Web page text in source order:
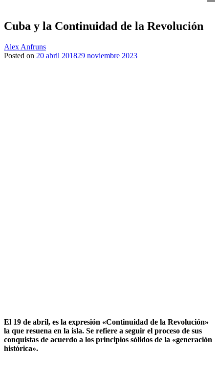
Cuba y la Continuidad de la Revolución
Alex Anfruns
Posted on 20 abril 201829 noviembre 2023
El 19 de abril, es la expresión «Continuidad de la Revolución»
la que resuena en la isla. Se refiere a seguir el proceso de sus
conquistas de acuerdo a los principios sólidos de la «generación
histórica».